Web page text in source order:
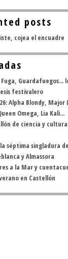
posts
cojea el encuadre
Guardafuegos...
festivalero
Alpha Blondy,
Omega, Lia Kali...
de ciencia y
séptima singladura
y Almassora
a la Mar y
en Castellón